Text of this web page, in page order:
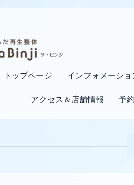
トップページ インフォメーショ
アクセス＆店舗情報 予